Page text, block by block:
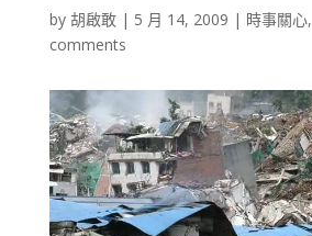
by 胡啟敢| 5 月 14, 2009 | 時事關心,
comments